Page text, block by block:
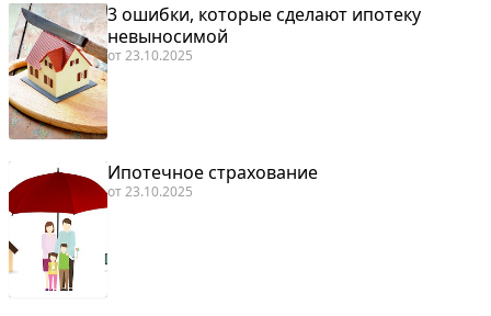
3 ошибки, которые сделают ипотеку
невыносимой
от23.10.2025
Ипотечное страхование
от23.10.2025